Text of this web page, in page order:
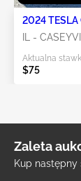
2024 TESLA
IL -
Aktualna
$75
Zaleta
Kup następny